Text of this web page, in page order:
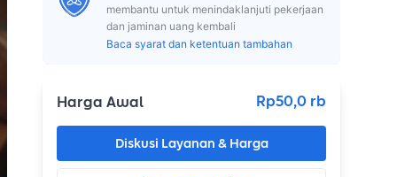
membantu untuk menindaklanjuti pekerjaan
dan jaminan uang kembali
Baca syarat dan ketentuan tambahan
Harga Awal Rp50,0 rb
Diskusi Layanan & Harga